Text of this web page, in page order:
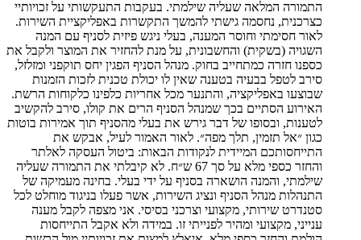
התמורה המלאה שעליה שילמתי. בעקבות התעקשותי על זכויותיי
כצרכנית, נחסמה גישתי להמשך התקשרות באפליקציית השירות.
לאור חסימתי וחוסר המענה, בעלי ניגש פיזית לסניף עם המנה
השגויה (בשקית) והחשבונית, על מנת להחזיר את המוצר ולקבל את
כספנו חזרה כמתחייב בחוק. מנהל הסניף הפגין יחס תוקפני ומזלזל,
סירב לטפל בבעיה בטענה שאין לו יכולת טכנית לזכות הזמנות
שבוצעו באפליקציה, והתנער מכל אחריות כלפינו כלקוחות הרשת.
האירוע הסתיים בכך שמנהל הסניף הרים את קולו, סירב להקשיב
לטענות, ובסופו של דבר גירש את בעלי מהסניף תוך אמירות בוטות
כגון ״אל תזמין, תלך מפה״. לאור האמור לעיל, אבקש את
התייחסותכם המיידית לנקודות הבאות: ביטול העסקה לאלתר
והחזר כספי מלא על סך 67 ש״ח. לא קיבלתי את התמורה שעליה
שילמתי, והמנה הושארה בסניף על ידי בעלי. בחינה מעמיקה של
התנהלות מנהל הסניף ונציג השירות, אשר פעלו בניגוד מוחלט לכל
סטנדרט שירותי, מקצועי וצרכני בסיסי. אני מצפה לקבל מענה
ענייני, מקצועי ומהיר לפנייתי זו. במידה ולא אקבל התייחסות